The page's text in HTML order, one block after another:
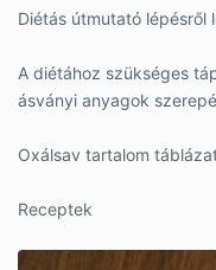
Diétás útmutató lépésről
A diétához szükséges
ásványi anyagok
Oxálsav tartalom
Receptek